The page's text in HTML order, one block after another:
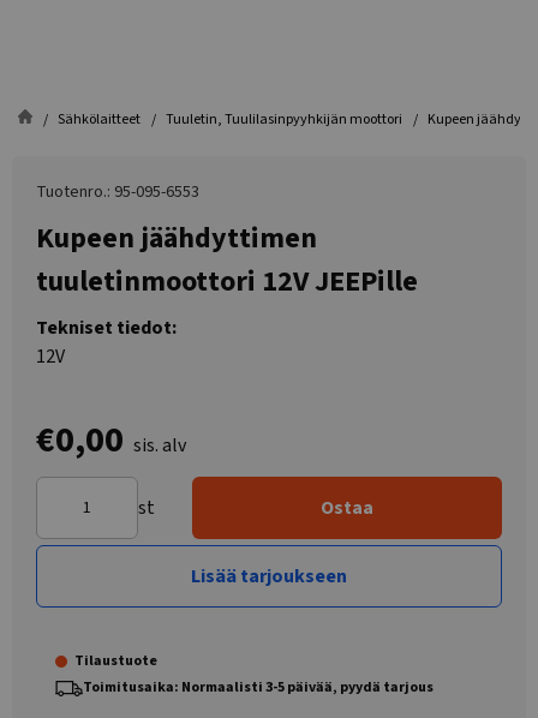
Sähkölaitteet Tuuletin, Tuulilasinpyyhkijän moottori Kupeen
Tuotenro.: 95-095-6553
Kupeen jäähdyttimen
tuuletinmoottori 12V JEEPille
Tekniset tiedot:
12V
€0,00 sis. alv
st Ostaa
Lisää tarjoukseen
Tilaustuote
Toimitusaika: Normaalisti 3-5 päivää, pyydä tarjous